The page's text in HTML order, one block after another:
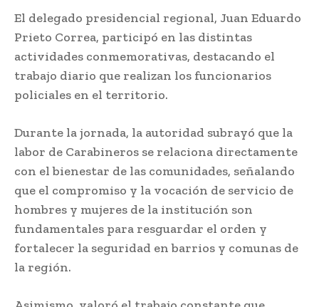
El delegado presidencial regional, Juan Eduardo
Prieto Correa, participó en las distintas
actividades conmemorativas, destacando el
trabajo diario que realizan los funcionarios
policiales en el territorio.
Durante la jornada, la autoridad subrayó que la
labor de Carabineros se relaciona directamente
con el bienestar de las comunidades, señalando
que el compromiso y la vocación de servicio de
hombres y mujeres de la institución son
fundamentales para resguardar el orden y
fortalecer la seguridad en barrios y comunas de
la región.